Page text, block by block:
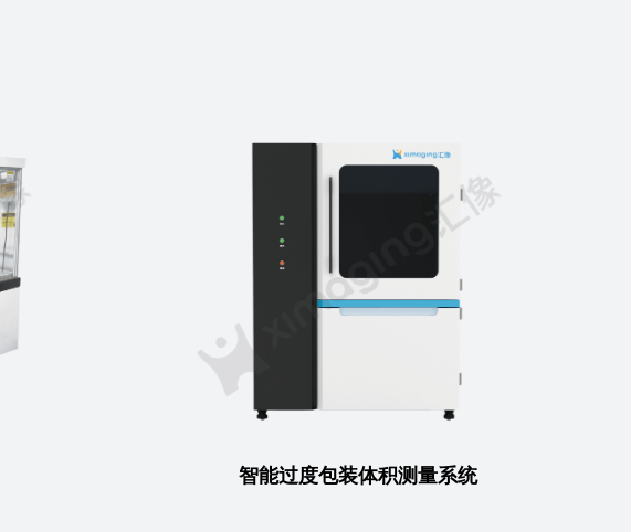
智能过度包装体积测量系统